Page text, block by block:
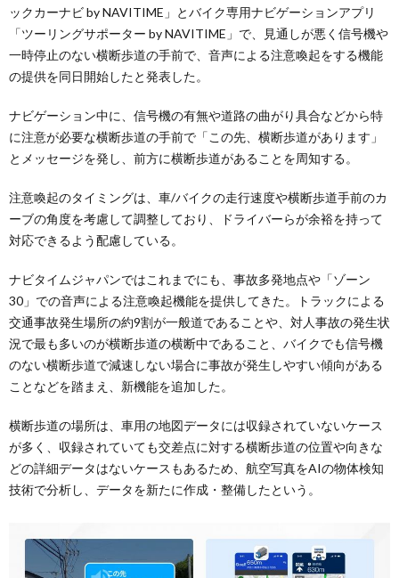
ックカーナビ by NAVITIME」とバイク専用ナビゲーションアプリ
「ツーリングサポーター by NAVITIME」で、見通しが悪く信号機や
一時停止のない横断歩道の手前で、音声による注意喚起をする機能
の提供を同日開始したと発表した。
ナビゲーション中に、信号機の有無や道路の曲がり具合などから特
に注意が必要な横断歩道の手前で「この先、横断歩道があります」
とメッセージを発し、前方に横断歩道があることを周知する。
注意喚起のタイミングは、車/バイクの走行速度や横断歩道手前のカ
ーブの角度を考慮して調整しており、ドライバーらが余裕を持って
対応できるよう配慮している。
ナビタイムジャパンではこれまでにも、事故多発地点や「ゾーン
30」での音声による注意喚起機能を提供してきた。トラックによる
交通事故発生場所の約9割が一般道であることや、対人事故の発生状
況で最も多いのが横断歩道の横断中であること、バイクでも信号機
のない横断歩道で減速しない場合に事故が発生しやすい傾向がある
ことなどを踏まえ、新機能を追加した。
横断歩道の場所は、車用の地図データには収録されていないケース
が多く、収録されていても交差点に対する横断歩道の位置や向きな
どの詳細データはないケースもあるため、航空写真をAIの物体検知
技術で分析し、データを新たに作成・整備したという。